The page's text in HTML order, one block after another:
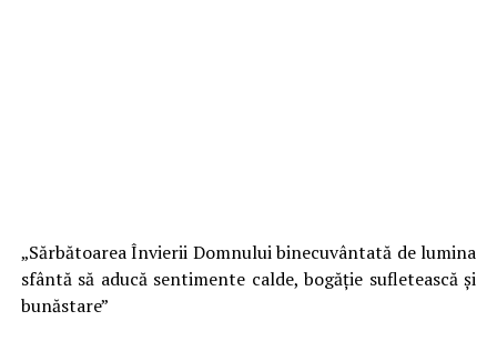
„Sărbătoarea Învierii Domnului binecuvântată de lumina
sfântă să aducă sentimente calde, bogăţie sufletească şi
bunăstare”